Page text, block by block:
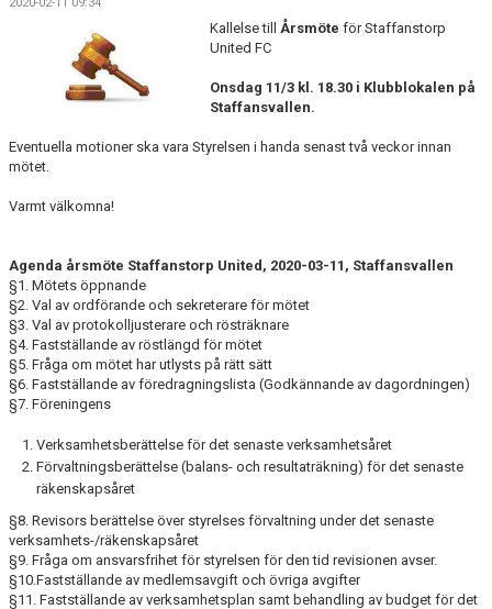
MEDLEMSAVGIFTER
DOKUMENT
KONTAKT/KANSLI
PARTNERS
OM SUFC
Kallelse till Årsmöte för Staffanstorp
United FC
Onsdag 11/3 kl. 18.30 i Klubblokalen på
Staffansvallen.
Eventuella motioner ska vara Styrelsen i handa senast två veckor innan
mötet.
Varmt välkomna!
Agenda årsmöte Staffanstorp United, 2020-03-11, Staffansvallen
§1. Mötets öppnande
§2. Val av ordförande och sekreterare för mötet
§3. Val av protokolljusterare och rösträknare
§4. Fastställande av röstlängd för mötet
§5. Fråga om mötet har utlysts på rätt sätt
§6. Fastställande av föredragningslista (Godkännande av dagordningen)
§7. Föreningens
Verksamhetsberättelse för det senaste verksamhetsåret
Förvaltningsberättelse (balans- och resultaträkning) för det senaste
räkenskapsåret
§8. Revisors berättelse över styrelses förvaltning under det senaste
verksamhets-/räkenskapsåret
§9. Fråga om ansvarsfrihet för styrelsen för den tid revisionen avser.
§10.Fastställande av medlemsavgift och övriga avgifter
§11. Fastställande av verksamhetsplan samt behandling av budget för det